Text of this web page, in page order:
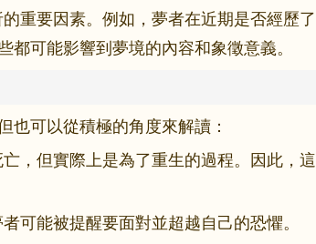
重要因素。例如，夢者在近期是否經歷了
可能影響到夢境的內容和象徵意義。
也可以從積極的角度來解讀：
，但實際上是為了重生的過程。因此，這
可能被提醒要面對並超越自己的恐懼。